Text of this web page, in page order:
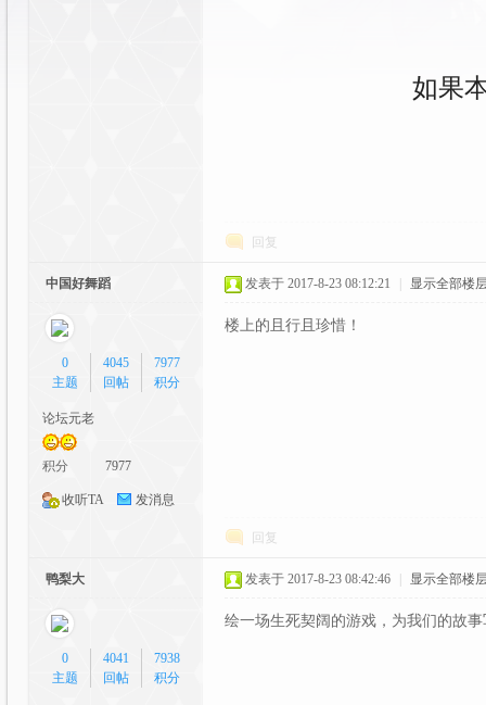
区|
如果
回复
中国好舞蹈
0
主题
4045
回帖
7977
积分
论坛元老
积分 7977
收听TA 发消息
发表于 2017-8-23 08:12:21 显示全部楼
楼上的且行且珍惜！
回复
鸭梨大
0
主题
4041
回帖
7938
积分
发表于 2017-8-23 08:42:46 显示全部楼
绘一场生死契阔的游戏，为我们的故事